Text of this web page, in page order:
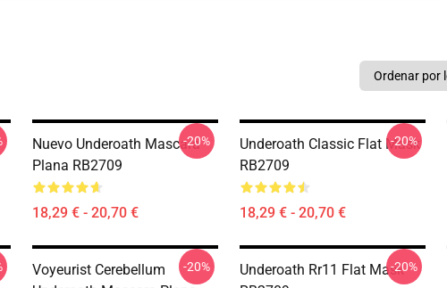
Nuevo Underoath Mascara
Plana RB2709
18,29 € - 20,70 €
-20%
Underoath Classic Flat Mask
RB2709
18,29 € - 20,70 €
-20%
Voyeurist Cerebellum
-20%
Underoath Rr11 Flat Mask-20%